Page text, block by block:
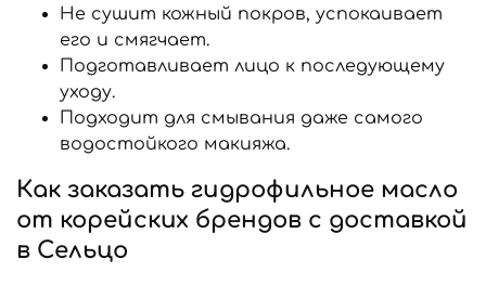
Не сушит кожный покров, успокаивает
его и смягчает.
Подготавливает лицо к последующему
уходу.
Подходит для смывания даже самого
водостойкого макияжа.
Как заказать гидрофильное масло
от корейских брендов с доставкой
в Сельцо